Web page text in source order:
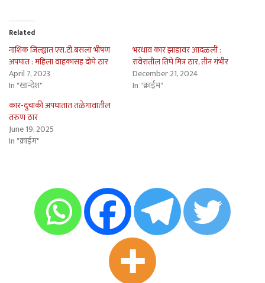
Related
नाशिक जिल्ह्यात एस.टी.बसला भीषण
अपघात : महिला वाहकासह दोघे ठार
April 7, 2023
In "खान्देश"
भरधाव कार झाडावर आदळली :
रावेरातील तिघे मित्र ठार, तीन गंभीर
December 21, 2024
In "क्राईम"
कार-दुचाकी अपघातात तळेगावातील
तरुण ठार
June 19, 2025
In "क्राईम"